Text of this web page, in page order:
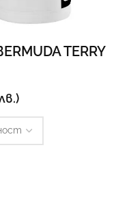
TERRY